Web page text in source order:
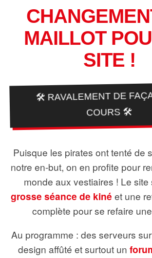
MAILLOT
SITE !
🛠️ RAVALEMENT DE
COURS 🛠️
Puisque les pirates ont tenté de
notre en-but, on en profite pour
monde aux vestiaires ! Le site
grosse séance de kiné et une
complète pour se refaire
Au programme : des serveurs
design affûté et surtout un